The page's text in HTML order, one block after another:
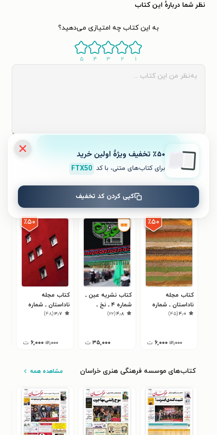
نظر شما دربارهٔ این کتاب
به این کتاب چه امتیازی می‌دهید؟
۱ ۲ ۳ ۴ ۵
نظری برای کتاب ثبت نشده است.
٪۵۰
کتاب مجله
ناداستان ـ شماره
۰۰۶ ـ فروردین ماه
۴٫۰(۴۵)
۱۲,۰۰۰ ۶,۰۰۰ ت
کتاب نشریه عین ـ
شماره ۴ ـ نخ ـ
تابستان ۱۴۰۳
۴٫۸(۲۲)
۳۵,۰۰۰ ت
٪۵۰
کتاب مجله
ناداستان ـ شماره
۰۰۱ ـ فروردین ۱۳۹۸ ۳٫۷(۴۸)
۱۲,۰۰۰ ۶,۰۰۰ ت
کتاب‌های موسسه فرهنگی هنری خراسان مشاهده همه
٪۵۰ تخفیف ویژۀ اولین خرید
برای کتاب‌های متنی، با کد FTX50
کپی کردن کد تخفیف